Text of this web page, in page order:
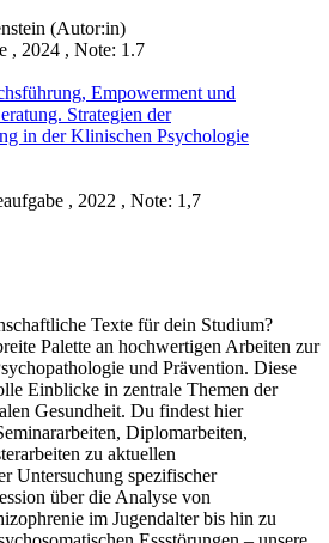
(Autor:in)
, 2024 , Note: 1.7
Empowerment und
Strategien der
in der Klinischen Psychologie
, 2022 , Note: 1,7
Texte für dein Studium?
Palette an hochwertigen Arbeiten zur
und Prävention. Diese
Einblicke in zentrale Themen der
Gesundheit. Du findest hier
Diplomarbeiten,
zu aktuellen
Untersuchung spezifischer
über die Analyse von
im Jugendalter bis hin zu